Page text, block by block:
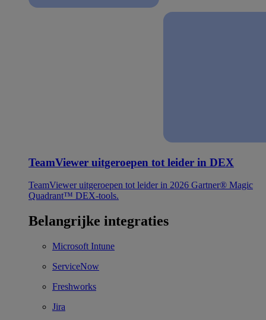
TeamViewer uitgeroepen tot leider in DEX
TeamViewer uitgeroepen tot leider in 2026 Gartner® Magic
Quadrant™ DEX-tools.
Belangrijke integraties
Microsoft Intune
ServiceNow
Freshworks
Jira